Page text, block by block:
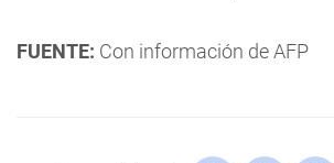
FUENTE: Con información de AFP